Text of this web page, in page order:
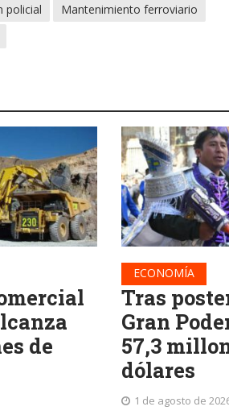
policial
Mantenimiento ferroviario
de
ECONOMÍA
Tras
Gran
57,3
dólares
1 de agosto de